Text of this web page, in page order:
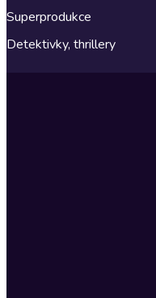
Superprodukce
Detektivky, thrillery